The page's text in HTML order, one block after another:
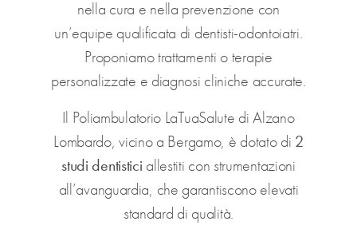
nella cura e nella prevenzione con
un’equipe qualificata di dentisti-odontoiatri.
Proponiamo trattamenti o terapie
personalizzate e diagnosi cliniche accurate.
Il Poliambulatorio LaTuaSalute di Alzano
Lombardo, vicino a Bergamo, è dotato di 2
studi dentistici allestiti con strumentazioni
all’avanguardia, che garantiscono elevati
standard di qualità.